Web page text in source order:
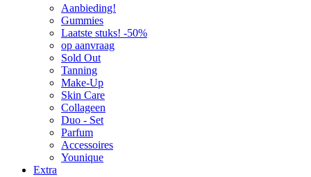
Aanbieding!
Gummies
Laatste stuks! -50%
op aanvraag
Sold Out
Tanning
Make-Up
Skin Care
Collageen
Duo - Set
Parfum
Accessoires
Younique
Extra